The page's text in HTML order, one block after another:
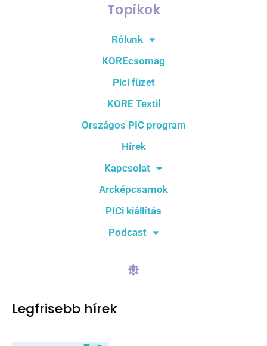
Topikok
Rólunk
KOREcsomag
Pici füzet
KORE Textil
Országos PIC program
Hírek
Kapcsolat
Arcképcsarnok
PICi kiállítás
Podcast
Legfrisebb hírek